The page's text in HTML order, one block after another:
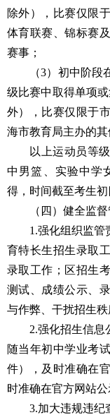
除外），比赛仅限
体育联赛、锦标赛
赛事；
（3）初中阶
级比赛中取得单项
外），比赛仅限于
海市教育局主办的其
以上运动员等
中男篮、实验中学
得，时间截至考生初
（四）健全监
1.强化组织监管
育特长生招生录取
录取工作；区招生
测试、成绩公示、
与作弊、干扰招生秩
2.强化招生信息
随当年初中学业考
件），及时准确在
时准确在官方网站公
3.加大违规违纪